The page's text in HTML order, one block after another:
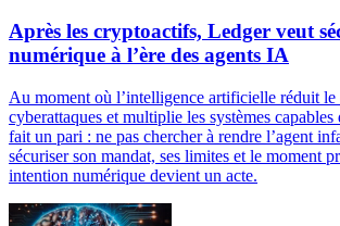
Après les cryptoactifs, Ledger veut
numérique à l’ère des agents IA
Au moment où l’intelligence artificielle réduit le
cyberattaques et multiplie les systèmes capables
fait un pari : ne pas chercher à rendre l’agent
sécuriser son mandat, ses limites et le moment
intention numérique devient un acte.